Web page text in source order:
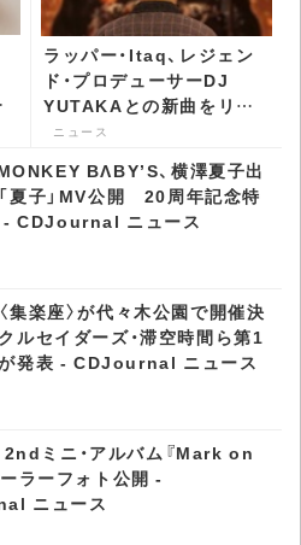
ラッパー・Itaq、レジェン
ド・プロデューサーDJ
YUTAKAとの新曲をリリ
ース - CDJournal ニュー
ニュース
BΛBY’S、横澤夏子出
夏子」MV公開 20周年記念特
- CDJournal ニュース
集楽座〉が代々木公園で開催決
セイダーズ・滞空時間ら第1
発表 - CDJournal ニュース
ミニ・アルバム『Mark on
ラーフォト公開 -
ニュース